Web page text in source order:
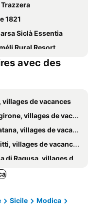
Trazzera
1821
Siclà Essentia
Rural Resort
Apartment
avec des
villages de vacances
villages de vacances
villages de vacances
villages de vacances
Ragusa, villages de vacances
villages de vacances
Sicile
Modica